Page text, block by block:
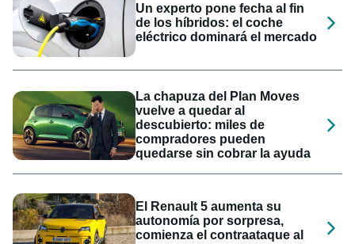
Un experto pone fecha al fin
de los híbridos: el coche
eléctrico dominará el mercado
La chapuza del Plan Moves
vuelve a quedar al
descubierto: miles de
compradores pueden
quedarse sin cobrar la ayuda
El Renault 5 aumenta su
autonomía por sorpresa,
comienza el contraataque al